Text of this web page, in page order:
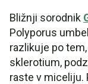
Bližnji sorodnik
Polyporus
razlikuje po
sklerotium,
raste v miceliju.